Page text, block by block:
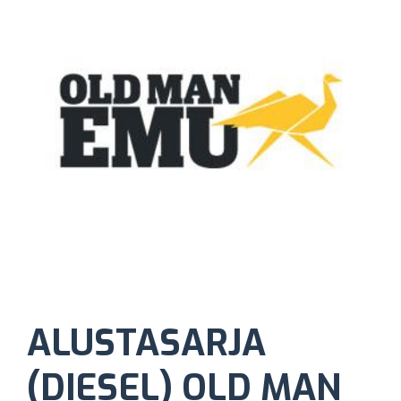
ALUSTASARJA
(DIESEL) OLD MAN